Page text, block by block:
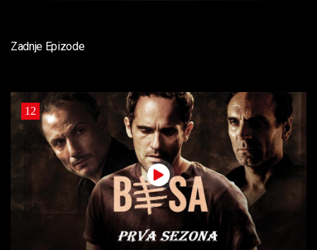
Zadnje Epizode
12